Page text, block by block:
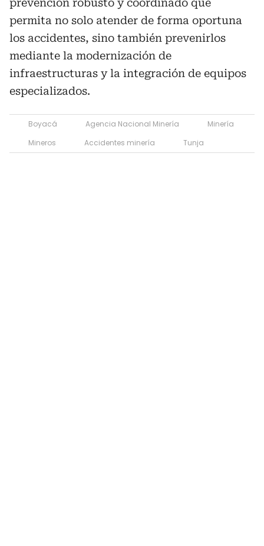
prevención robusto y coordinado que
permita no solo atender de forma oportuna
los accidentes, sino también prevenirlos
mediante la modernización de
infraestructuras y la integración de equipos
especializados.
Boyacá Agencia Nacional Minería
Minería
Mineros
Accidentes minería Tunja